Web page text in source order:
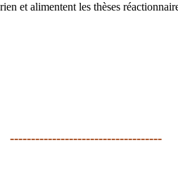
et alimentent les thèses
------------------------------------